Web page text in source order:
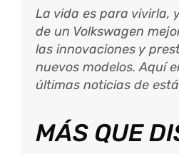
La vida es para vivirla,
de un Volkswagen
las innovaciones y
nuevos modelos. Aquí
últimas noticias de
MÁS QUE